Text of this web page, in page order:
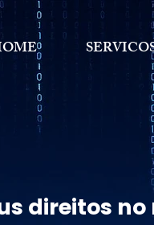
direitos